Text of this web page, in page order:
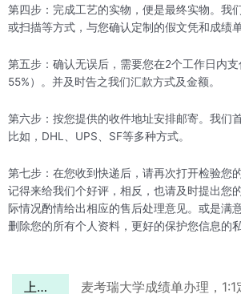
第四步：完成工艺的实物，便是最终实物。我
或扫描等方式，与您确认定制的假文凭和成绩单
第五步：确认无误后，需要您在2个工作日内
55%）。并及时告之我们汇款方式及金额。
第六步：按您提供的收件地址安排邮寄。我们
比如，DHL、UPS、SF等多种方式。
第七步：在您收到快递后，请再次打开检验您
记得来给我们个好评，相反，也请及时提出您
际情况酌情给出相应的售后处理意见。或是满
删除您的所有个人资料，更好的保护您信息的私
上一篇